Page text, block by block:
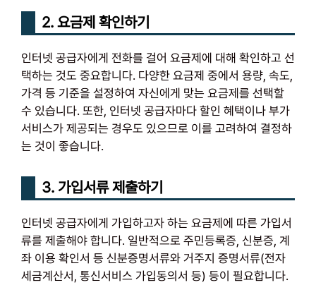
2. 요금제 확인하기
인터넷 공급자에게 전화를 걸어 요금제에 대해 확인하고 선
택하는 것도 중요합니다. 다양한 요금제 중에서 용량, 속도,
가격 등 기준을 설정하여 자신에게 맞는 요금제를 선택할
수 있습니다. 또한, 인터넷 공급자마다 할인 혜택이나 부가
서비스가 제공되는 경우도 있으므로 이를 고려하여 결정하
는 것이 좋습니다.
3. 가입서류 제출하기
인터넷 공급자에게 가입하고자 하는 요금제에 따른 가입서
류를 제출해야 합니다. 일반적으로 주민등록증, 신분증, 계
좌 이용 확인서 등 신분증명서류와 거주지 증명서류(전자
세금계산서, 통신서비스 가입동의서 등) 등이 필요합니다.